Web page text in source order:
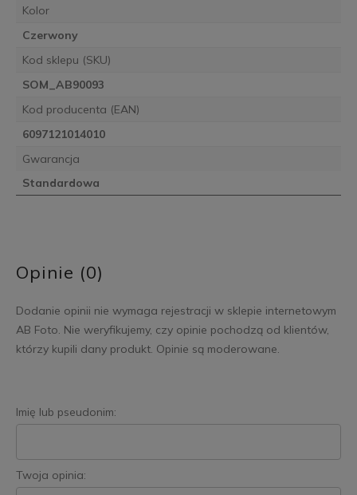
Kolor
Czerwony
Kod sklepu (SKU)
SOM_AB90093
Kod producenta (EAN)
6097121014010
Gwarancja
Standardowa
Opinie (0)
Dodanie opinii nie wymaga rejestracji w sklepie internetowym
AB Foto. Nie weryfikujemy, czy opinie pochodzą od klientów,
którzy kupili dany produkt. Opinie są moderowane.
Imię lub pseudonim:
Twoja opinia: